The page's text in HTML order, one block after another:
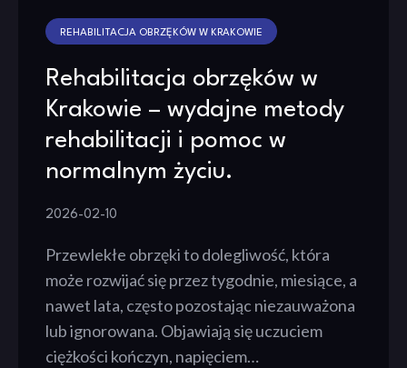
REHABILITACJA OBRZĘKÓW W KRAKOWIE
Rehabilitacja obrzęków w
Krakowie – wydajne metody
rehabilitacji i pomoc w
normalnym życiu.
2026-02-10
Przewlekłe obrzęki to dolegliwość, która
może rozwijać się przez tygodnie, miesiące, a
nawet lata, często pozostając niezauważona
lub ignorowana. Objawiają się uczuciem
ciężkości kończyn, napięciem…